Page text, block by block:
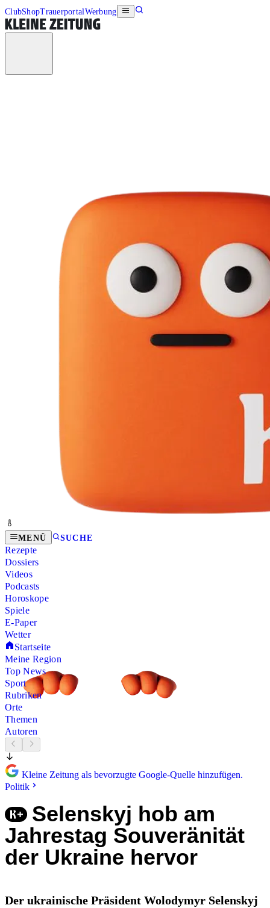
ClubShopTrauerportalWerbung
MENÜ SUCHE
Rezepte
Dossiers
Videos
Podcasts
Horoskope
Spiele
E-Paper
Wetter
Startseite
Meine Region
Top News
Sport
Rubriken
Orte
Themen
Autoren
Kleine Zeitung als bevorzugte Google-Quelle hinzufügen.
Politik
Selenskyj hob am
Jahrestag Souveränität
der Ukraine hervor
Der ukrainische Präsident Wolodymyr Selenskyj